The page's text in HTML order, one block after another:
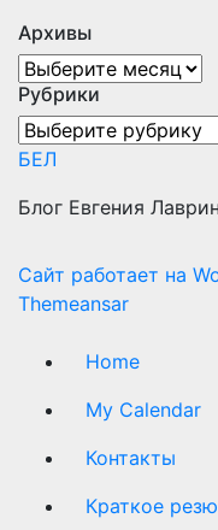
Архивы
Архивы
Рубрики
Рубрики
БЕЛ
Блог Евгения
Сайт работает на
Themeansar
Home
My Calendar
Контакты
Краткое